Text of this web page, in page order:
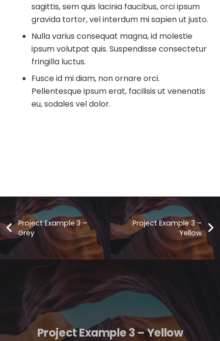
sagittis, sem quis lacinia faucibus, orci ipsum
gravida tortor, vel interdum mi sapien ut justo.
Nulla varius consequat magna, id molestie
ipsum volutpat quis. Suspendisse consectetur
fringilla luctus.
Fusce id mi diam, non ornare orci.
Pellentesque ipsum erat, facilisis ut venenatis
eu, sodales vel dolor.
Project Example 3 –
Grey
Project Example 3 –
Yellow
Project Example 3 – Yellow